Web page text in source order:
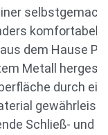
komfortabel
dem Hause
Metall
durch
Schließ- und